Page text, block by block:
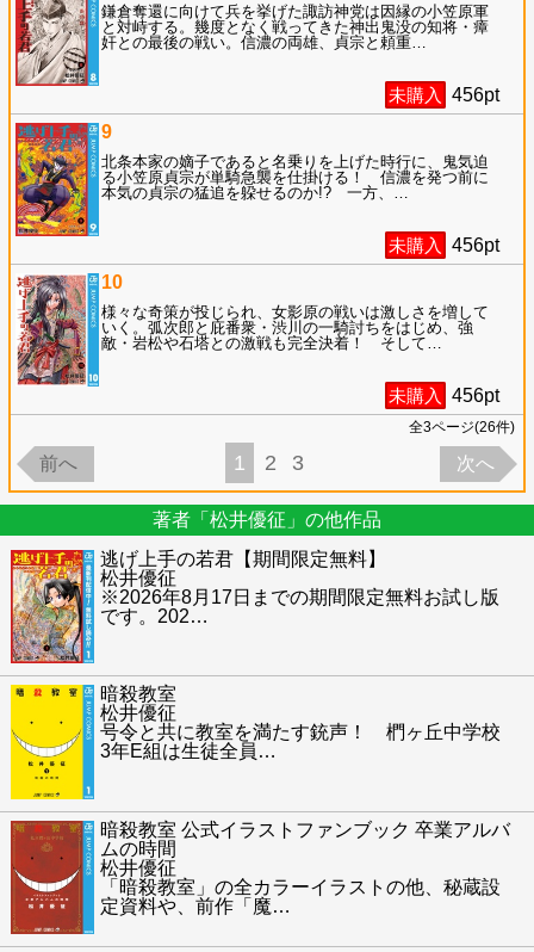
鎌倉奪還に向けて兵を挙げた諏訪神党は因縁の小笠原軍
と対峙する。幾度となく戦ってきた神出鬼没の知将・瘴
奸との最後の戦い。信濃の両雄、貞宗と頼重
未購入 456pt
9
北条本家の嫡子であると名乗りを上げた時行に、鬼気迫
る小笠原貞宗が単騎急襲を仕掛ける！ 信濃を発つ前に
本気の貞宗の猛追を躱せるのか!? 一方、
未購入 456pt
10
様々な奇策が投じられ、女影原の戦いは激しさを増して
いく。弧次郎と庇番衆・渋川の一騎討ちをはじめ、強
敵・岩松や石塔との激戦も完全決着！ そして
未購入 456pt
全3ページ(26件)
前へ 1 2 3 次へ
著者「松井優征」の他作品
逃げ上手の若君【期間限定無料】
松井優征
※2026年8月17日までの期間限定無料お試し版
です。202…
暗殺教室
松井優征
号令と共に教室を満たす銃声！ 椚ヶ丘中学校
3年E組は生徒全員 …
暗殺教室 公式イラストファンブック 卒業アルバ
ムの時間
松井優征
「暗殺教室」の全カラーイラストの他、秘蔵設
定資料や、前作「魔…